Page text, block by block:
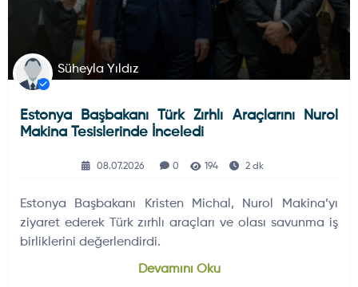
Süheyla Yıldız
Estonya Başbakanı Türk Zırhlı Araçlarını Nurol
Makina Tesislerinde İnceledi
08.07.2026 0 194 2 dk
Estonya Başbakanı Kristen Michal, Nurol Makina’yı
ziyaret ederek Türk zırhlı araçları ve olası savunma iş
birliklerini değerlendirdi.
Devamını Oku